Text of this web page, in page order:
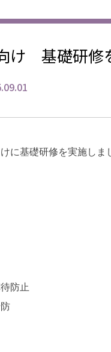
け 基礎研修
に基礎研修を実施しま
防止